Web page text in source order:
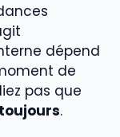
dépend
de
pas que
.